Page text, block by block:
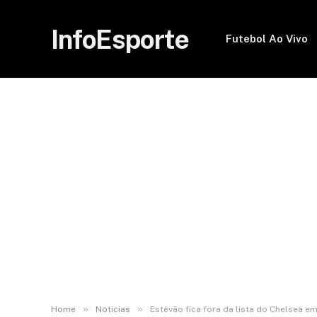
InfoEsporte Futebol Ao Vivo
Home » Noticias » Estêvão fica fora da lista do Chelsea